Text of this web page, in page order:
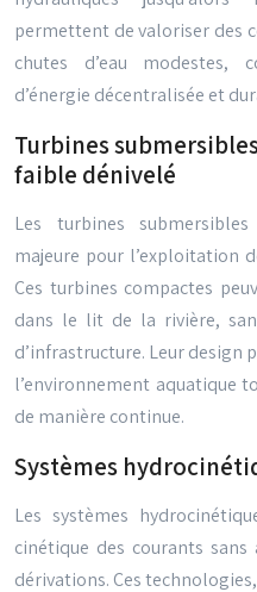
permettent de valoriser des
chutes d’eau modestes,
d’énergie décentralisée et
Turbines
faible dénivelé
Les turbines
majeure pour l’exploitation
Ces turbines compactes
dans le lit de la rivière,
d’infrastructure. Leur design
l’environnement aquatique
de manière continue.
Systèmes
Les systèmes
cinétique des courants
dérivations. Ces